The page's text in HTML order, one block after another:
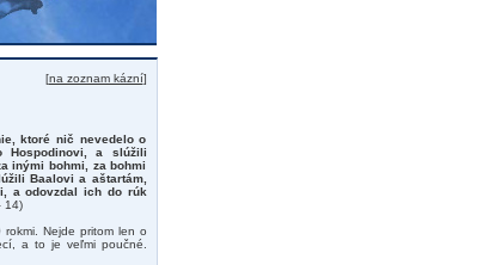
[na zoznam kázní]
ktoré nič nevedelo o
a slúžili
inými bohmi, za bohmi
Baalovi a aštartám,
a odovzdal ich do rúk
14)
Nejde pritom len o
a to je veľmi poučné.